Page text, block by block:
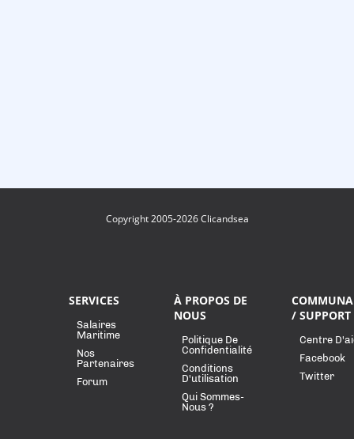
Copyright 2005-2026 Clicandsea
SERVICES
Salaires
Maritime
Nos
Partenaires
Forum
À PROPOS DE
NOUS
Politique De
Confidentialité
Conditions
D'utilisation
Qui Sommes-
Nous ?
/ SUPPORT
Centre
Facebook
Twitter